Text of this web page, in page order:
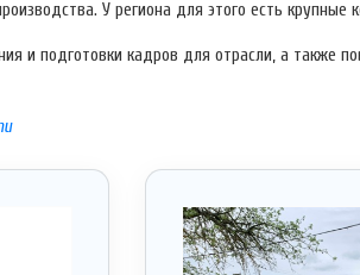
У региона для этого есть крупные
и подготовки кадров для отрасли, а также